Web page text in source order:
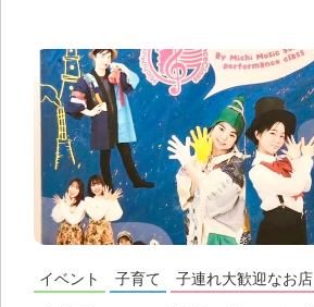
イベント 子育て 子連れ大歓迎なお店